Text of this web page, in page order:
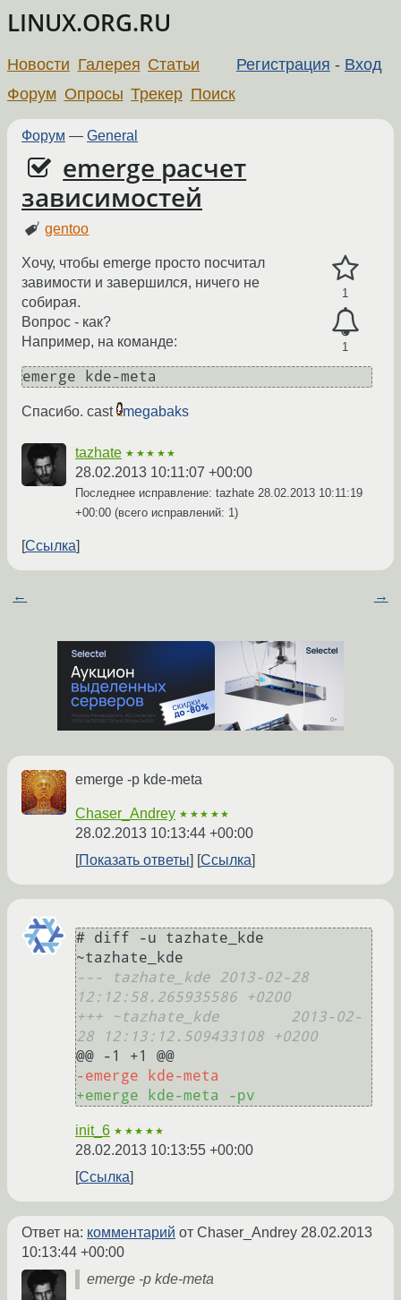
LINUX.ORG.RU
Регистрация - Вход
Новости Галерея Статьи
Форум Опросы Трекер Поиск
Форум — General
emerge расчет
зависимостей
gentoo
1
1
Хочу, чтобы emerge просто посчитал
завимости и завершился, ничего не
собирая.
Вопрос - как?
Например, на команде:
emerge kde-meta
Спасибо. cast megabaks
tazhate ★★★★★
28.02.2013 10:11:07 +00:00
Последнее исправление: tazhate 28.02.2013 10:11:19
+00:00 (всего исправлений: 1)
Ссылка
← →
emerge -p kde-meta
Chaser_Andrey ★★★★★
28.02.2013 10:13:44 +00:00
Показать ответы
Ссылка
# diff -u tazhate_kde
--- tazhate_kde	2013-02-28
12:12:58.265935586 +0200
+++ ~tazhate_kde	2013-02-
28 12:13:12.509433108 +0200
-emerge kde-meta
+emerge kde-meta -pv
init_6 ★★★★★
28.02.2013 10:13:55 +00:00
Ссылка
Ответ на: комментарий от Chaser_Andrey 28.02.2013
10:13:44 +00:00
emerge -p kde-meta